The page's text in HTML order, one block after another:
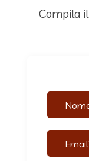
Compila